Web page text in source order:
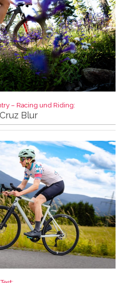
– Racing und Riding:
Blur